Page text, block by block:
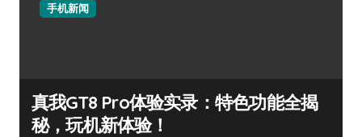
手机新闻
真我GT8 Pro体验实录：特色功能全揭
秘，玩机新体验！